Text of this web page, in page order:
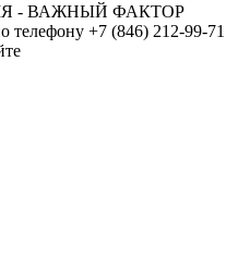
- ВАЖНЫЙ ФАКТОР
телефону +7 (846) 212-99-71